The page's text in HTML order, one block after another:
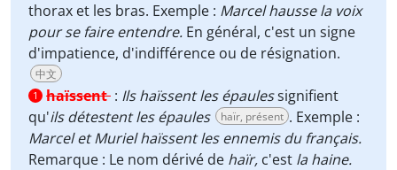
thorax et les bras. Exemple : Marcel hausse la voix
pour se faire entendre. En général, c'est un signe
d'impatience, d'indifférence ou de résignation.
中文
1 haïssent : Ils haïssent les épaulessignifient
qu'ils détestent les épaules haïr, présent . Exemple :
Marcel et Muriel haïssent les ennemis du français.
Remarque : Le nom dérivé de haïr, c'est la haine.